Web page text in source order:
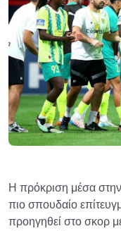
Η πρόκριση μέσα
πιο σπουδαίο
προηγηθεί στο σκορ